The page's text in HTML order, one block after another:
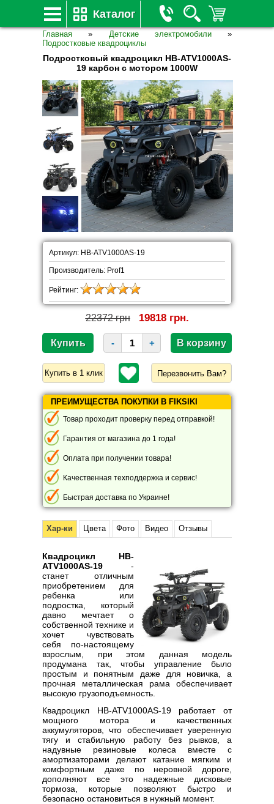
Каталог
Главная » Детские электромобили
»
Подростковые квадроциклы
Подростковый квадроцикл HB-ATV1000AS-
19 карбон с мотором 1000W
Артикул: HB-ATV1000AS-19
Производитель: Prof1
Рейтинг:
22372 грн 19818 грн.
- +
Перезвонить Вам?
ПРЕИМУЩЕСТВА ПОКУПКИ В FIKSIKI
Товар проходит проверку перед отправкой!
Гарантия от магазина до 1 года!
Оплата при получении товара!
Качественная техподдержка и сервис!
Быстрая доставка по Украине!
Хар-ки Цвета Фото Видео Отзывы
Квадроцикл HB-
ATV1000AS-19 -
станет отличным
приобретением для
ребенка или
подростка, который
давно мечтает о
собственной технике и
хочет чувствовать
себя по-настоящему
взрослым, при этом данная модель
продумана так, чтобы управление было
простым и понятным даже для новичка, а
прочная металлическая рама обеспечивает
высокую грузоподъемность.
Квадроцикл HB-ATV1000AS-19 работает от
мощного мотора и качественных
аккумуляторов, что обеспечивает уверенную
тягу и стабильную работу без рывков, а
надувные резиновые колеса вместе с
амортизаторами делают катание мягким и
комфортным даже по неровной дороге,
дополняют все это надежные дисковые
тормоза, которые позволяют быстро и
безопасно остановиться в нужный момент.